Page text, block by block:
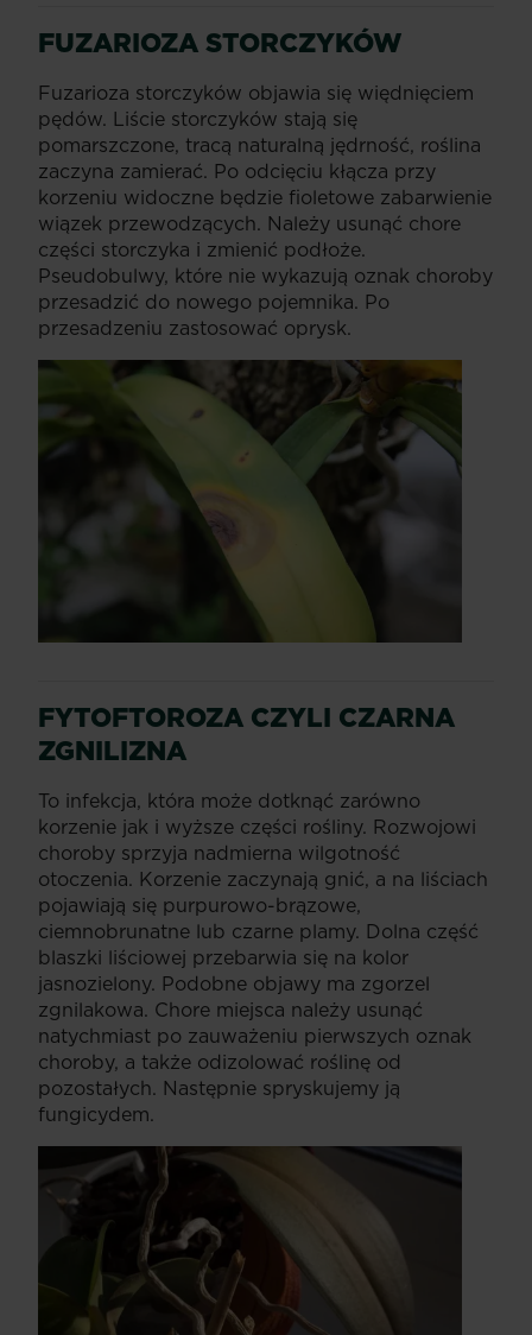
FUZARIOZA STORCZYKÓW
Fuzarioza storczyków objawia się więdnięciem
pędów. Liście storczyków stają się
pomarszczone, tracą naturalną jędrność, roślina
zaczyna zamierać. Po odcięciu kłącza przy
korzeniu widoczne będzie fioletowe zabarwienie
wiązek przewodzących. Należy usunąć chore
części storczyka i zmienić podłoże.
Pseudobulwy, które nie wykazują oznak choroby
przesadzić do nowego pojemnika. Po
przesadzeniu zastosować oprysk.
FYTOFTOROZA CZYLI CZARNA
ZGNILIZNA
To infekcja, która może dotknąć zarówno
korzenie jak i wyższe części rośliny. Rozwojowi
choroby sprzyja nadmierna wilgotność
otoczenia. Korzenie zaczynają gnić, a na liściach
pojawiają się purpurowo-brązowe,
ciemnobrunatne lub czarne plamy. Dolna część
blaszki liściowej przebarwia się na kolor
jasnozielony. Podobne objawy ma zgorzel
zgnilakowa. Chore miejsca należy usunąć
natychmiast po zauważeniu pierwszych oznak
choroby, a także odizolować roślinę od
pozostałych. Następnie spryskujemy ją
fungicydem.